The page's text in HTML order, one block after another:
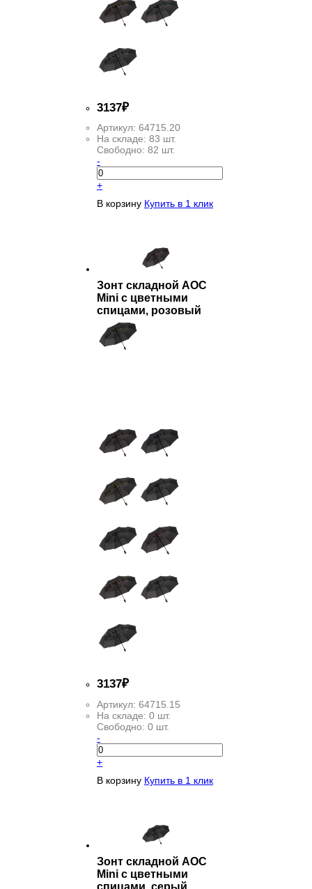
3137₽
Артикул: 64715.20
На складе: 83 шт.
Свободно: 82 шт.
-
+
В корзину Купить в 1 клик
Зонт складной AOC
Mini с цветными
спицами, розовый
3137₽
Артикул: 64715.15
На складе: 0 шт.
Свободно: 0 шт.
-
+
В корзину Купить в 1 клик
Зонт складной AOC
Mini с цветными
спицами, серый